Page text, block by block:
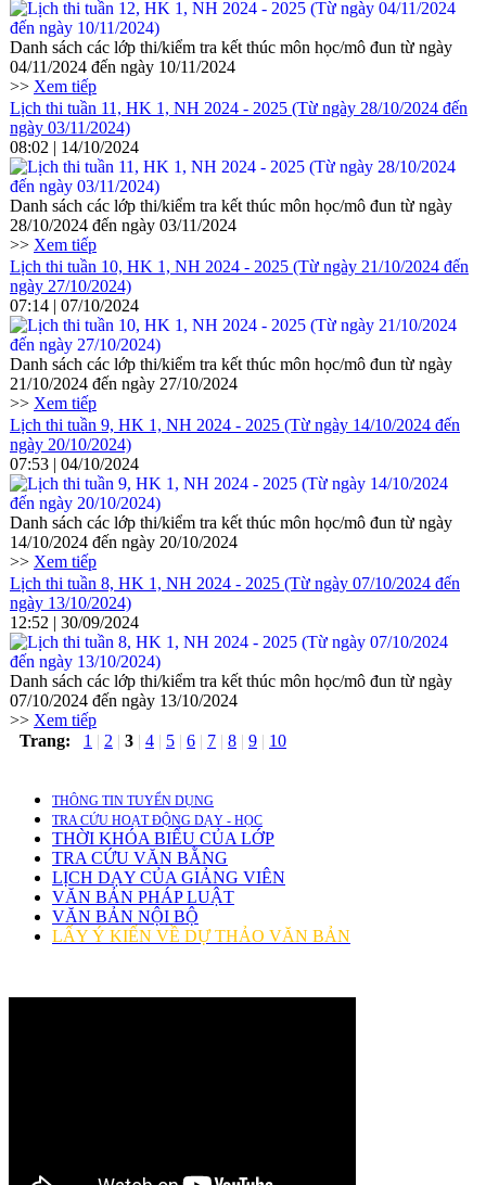
Danh sách các lớp thi/kiểm tra kết thúc môn học/mô đun từ ngày
04/11/2024 đến ngày 10/11/2024
>> Xem tiếp
Lịch thi tuần 11, HK 1, NH 2024 - 2025 (Từ ngày 28/10/2024 đến
ngày 03/11/2024)
08:02 | 14/10/2024
Danh sách các lớp thi/kiểm tra kết thúc môn học/mô đun từ ngày
28/10/2024 đến ngày 03/11/2024
>> Xem tiếp
Lịch thi tuần 10, HK 1, NH 2024 - 2025 (Từ ngày 21/10/2024 đến
ngày 27/10/2024)
07:14 | 07/10/2024
Danh sách các lớp thi/kiểm tra kết thúc môn học/mô đun từ ngày
21/10/2024 đến ngày 27/10/2024
>> Xem tiếp
Lịch thi tuần 9, HK 1, NH 2024 - 2025 (Từ ngày 14/10/2024 đến
ngày 20/10/2024)
07:53 | 04/10/2024
Danh sách các lớp thi/kiểm tra kết thúc môn học/mô đun từ ngày
14/10/2024 đến ngày 20/10/2024
>> Xem tiếp
Lịch thi tuần 8, HK 1, NH 2024 - 2025 (Từ ngày 07/10/2024 đến
ngày 13/10/2024)
12:52 | 30/09/2024
Danh sách các lớp thi/kiểm tra kết thúc môn học/mô đun từ ngày
07/10/2024 đến ngày 13/10/2024
>> Xem tiếp
Trang: 1 | 2 | 3 | 4 | 5 | 6 | 7 | 8 | 9 | 10
THÔNG TIN TUYỂN DỤNG
TRA CỨU HOẠT ĐỘNG DẠY - HỌC
THỜI KHÓA BIỂU CỦA LỚP
TRA CỨU VĂN BẰNG
LỊCH DẠY CỦA GIẢNG VIÊN
VĂN BẢN PHÁP LUẬT
VĂN BẢN NỘI BỘ
LẤY Ý KIẾN VỀ DỰ THẢO VĂN BẢN